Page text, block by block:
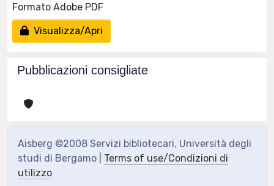
Formato Adobe PDF
Visualizza/Apri
Pubblicazioni consigliate
Aisberg ©2008 Servizi bibliotecari, Università degli
studi di Bergamo | Terms of use/Condizioni di
utilizzo